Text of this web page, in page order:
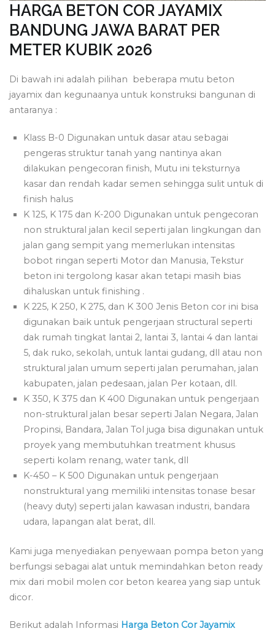
HARGA BETON COR JAYAMIX
BANDUNG JAWA BARAT PER
METER KUBIK 2026
Di bawah ini adalah pilihan beberapa mutu beton
jayamix dan kegunaanya untuk konstruksi bangunan di
antaranya :
Klass B-0 Digunakan untuk dasar atau sebagai
pengeras struktur tanah yang nantinya akan
dilakukan pengecoran finish, Mutu ini teksturnya
kasar dan rendah kadar semen sehingga sulit untuk di
finish halus
K 125, K 175 dan K-200 Digunakan untuk pengecoran
non struktural jalan kecil seperti jalan lingkungan dan
jalan gang sempit yang memerlukan intensitas
bobot ringan seperti Motor dan Manusia, Tekstur
beton ini tergolong kasar akan tetapi masih bias
dihaluskan untuk finishing .
K 225, K 250, K 275, dan K 300 Jenis Beton cor ini bisa
digunakan baik untuk pengerjaan structural seperti
dak rumah tingkat lantai 2, lantai 3, lantai 4 dan lantai
5, dak ruko, sekolah, untuk lantai gudang, dll atau non
struktural jalan umum seperti jalan perumahan, jalan
kabupaten, jalan pedesaan, jalan Per kotaan, dll.
K 350, K 375 dan K 400 Digunakan untuk pengerjaan
non-struktural jalan besar seperti Jalan Negara, Jalan
Propinsi, Bandara, Jalan Tol juga bisa digunakan untuk
proyek yang membutuhkan treatment khusus
seperti kolam renang, water tank, dll
K-450 – K 500 Digunakan untuk pengerjaan
nonstruktural yang memiliki intensitas tonase besar
(heavy duty) seperti jalan kawasan industri, bandara
udara, lapangan alat berat, dll.
Kami juga menyediakan penyewaan pompa beton yang
berfungsi sebagai alat untuk memindahkan beton ready
mix dari mobil molen cor beton kearea yang siap untuk
dicor.
Berikut adalah Informasi Harga Beton Cor Jayamix